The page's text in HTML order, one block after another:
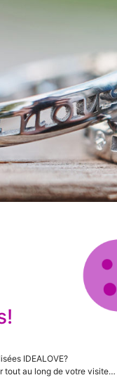
IDEALOVE?
tout au long de votre visite…
21 + 4020 Liège +
Site: Caregraphic.be